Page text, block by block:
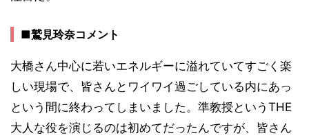
■鷲見玲奈コメント
大橋さん中心に若いエネルギーに溢れていてすごく楽
しい現場で、皆さんとワイワイ過ごしている内にあっ
という間に終わってしまいました。準教授というTHE
大人な役を演じるのは初めてだったんですが、皆さん